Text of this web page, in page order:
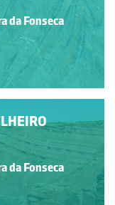
da Fonseca
da Fonseca